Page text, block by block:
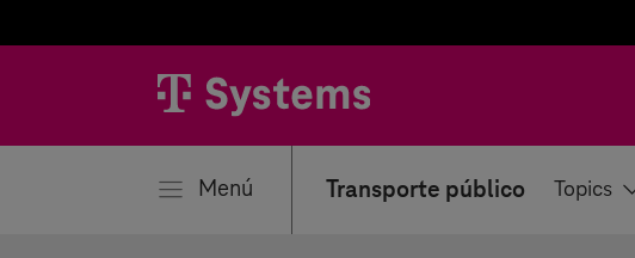
Menú Transporte público Topics